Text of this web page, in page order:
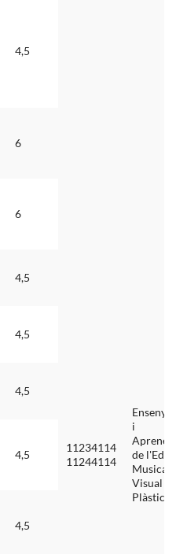
11234114
11244114
i
de
Musical,
Visual i
Plàstica I
4,5
6
6
4,5
4,5
4,5
4,5
4,5